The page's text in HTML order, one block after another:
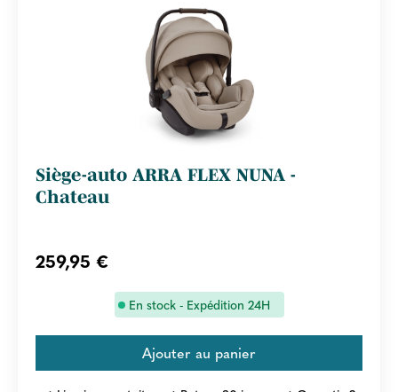
Siège-auto ARRA FLEX NUNA -
Chateau
259,95 €
En stock - Expédition 24H